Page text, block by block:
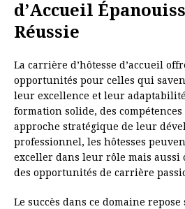
d’Accueil
Réussie
La carrière d’hôtesse d’accueil
opportunités pour celles qui
leur excellence et leur
formation solide, des compétences
approche stratégique de leur
professionnel, les hôtesses
exceller dans leur rôle mais aussi
des opportunités de carrière
Le succès dans ce domaine